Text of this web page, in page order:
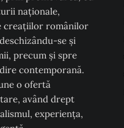
naţionale,
creaţiilor românilor
se şi
precum şi spre
contemporană.
o ofertă
având drept
experiența,